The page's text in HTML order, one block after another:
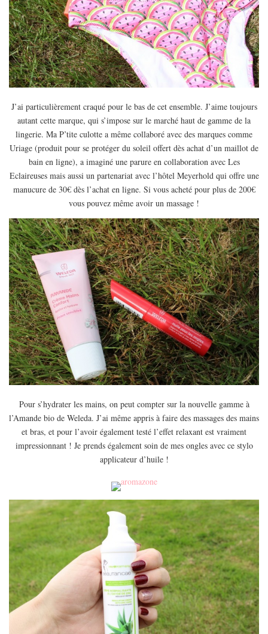
J’ai particulièrement craqué pour le bas de cet ensemble. J’aime toujours
autant cette marque, qui s’impose sur le marché haut de gamme de la
lingerie. Ma P’tite culotte a même collaboré avec des marques comme
Uriage (produit pour se protéger du soleil offert dès achat d’un maillot de
bain en ligne), a imaginé une parure en collaboration avec Les
Eclaireuses mais aussi un partenariat avec l’hôtel Meyerhold qui offre une
manucure de 30€ dès l’achat en ligne. Si vous acheté pour plus de 200€
vous pouvez même avoir un massage !
Pour s’hydrater les mains, on peut compter sur la nouvelle gamme à
l’Amande bio de Weleda. J’ai même appris à faire des massages des mains
et bras, et pour l’avoir également testé l’effet relaxant est vraiment
impressionnant ! Je prends également soin de mes ongles avec ce stylo
applicateur d’huile !